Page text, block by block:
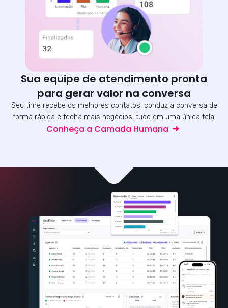
Sua equipe de atendimento pronta
para gerar valor na conversa
Seu time recebe os melhores contatos, conduz a conversa de
forma rápida e fecha mais negócios, tudo em uma única tela.
Conheça a Camada Humana